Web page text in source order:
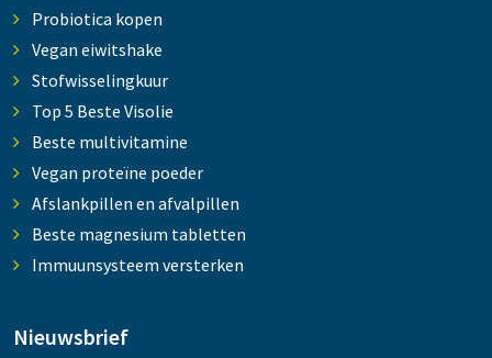
Probiotica kopen
Vegan eiwitshake
Stofwisselingkuur
Top 5 Beste Visolie
Beste multivitamine
Vegan proteïne poeder
Afslankpillen en afvalpillen
Beste magnesium tabletten
Immuunsysteem versterken
Nieuwsbrief